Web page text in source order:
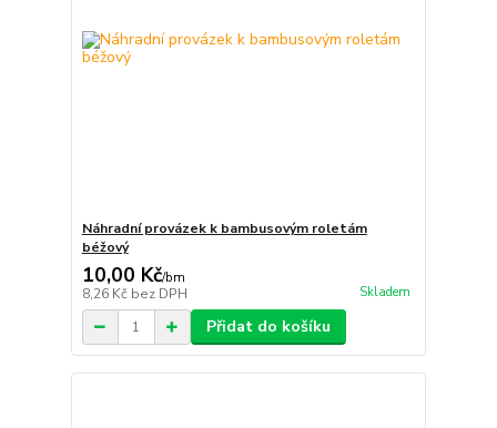
Náhradní provázek k bambusovým roletám
béžový
10,00 Kč/bm
8,26 Kč bez DPH Skladem
Přidat do košíku